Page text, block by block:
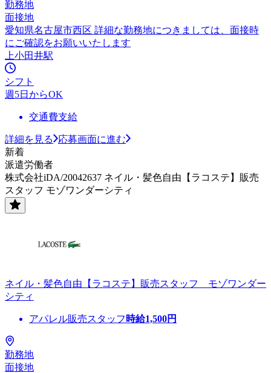
勤務地
面接地
愛知県名古屋市西区 詳細な勤務地につきましては、面接時
にご確認をお願いいたします
上小田井駅
シフト
週5日からOK
交通費支給
詳細を見る
応募画面に進む
新着
派遣労働者
株式会社iDA/20042637 ネイル・髪色自由【ラコステ】販売
スタッフ モゾワンダーシティ
ネイル・髪色自由【ラコステ】販売スタッフ モゾワンダー
シティ
アパレル販売スタッフ 時給1,500円
勤務地
面接地